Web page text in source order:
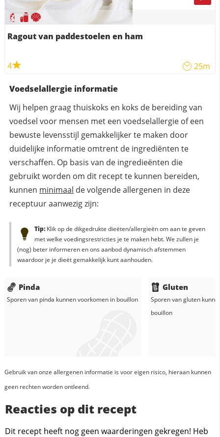
Ragout van paddestoelen en ham
4 25m
Voedselallergie informatie
Wij helpen graag thuiskoks en koks de bereiding van
voedsel voor mensen met een voedselallergie of een
bewuste levensstijl gemakkelijker te maken door
duidelijke informatie omtrent de ingrediënten te
verschaffen. Op basis van de ingredieënten die
gebruikt worden om dit recept te kunnen bereiden,
kunnen minimaal de volgende allergenen in deze
receptuur aanwezig zijn:
Tip:Klik op de dikgedrukte dieëten/allergieën om aan te geven
met welke voedingsrestricties je te maken hebt. We zullen je
(nog) beter informeren en ons aanbod dynamisch afstemmen
waardoor je je dieët gemakkelijk kunt aanhouden.
Pinda
Sporen van pinda kunnen voorkomen in bouillon
Gluten
Sporen van gluten
bouillon
Gebruik van onze allergenen informatie is voor eigen risico, hieraan kunnen
geen rechten worden ontleend.
Reacties op dit recept
Dit recept heeft nog geen waarderingen gekregen! Heb